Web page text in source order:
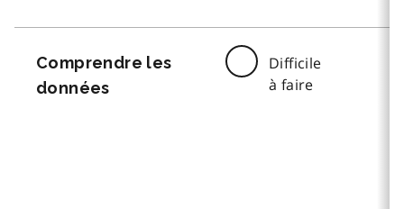
Comprendre les
données
Difficile
à faire